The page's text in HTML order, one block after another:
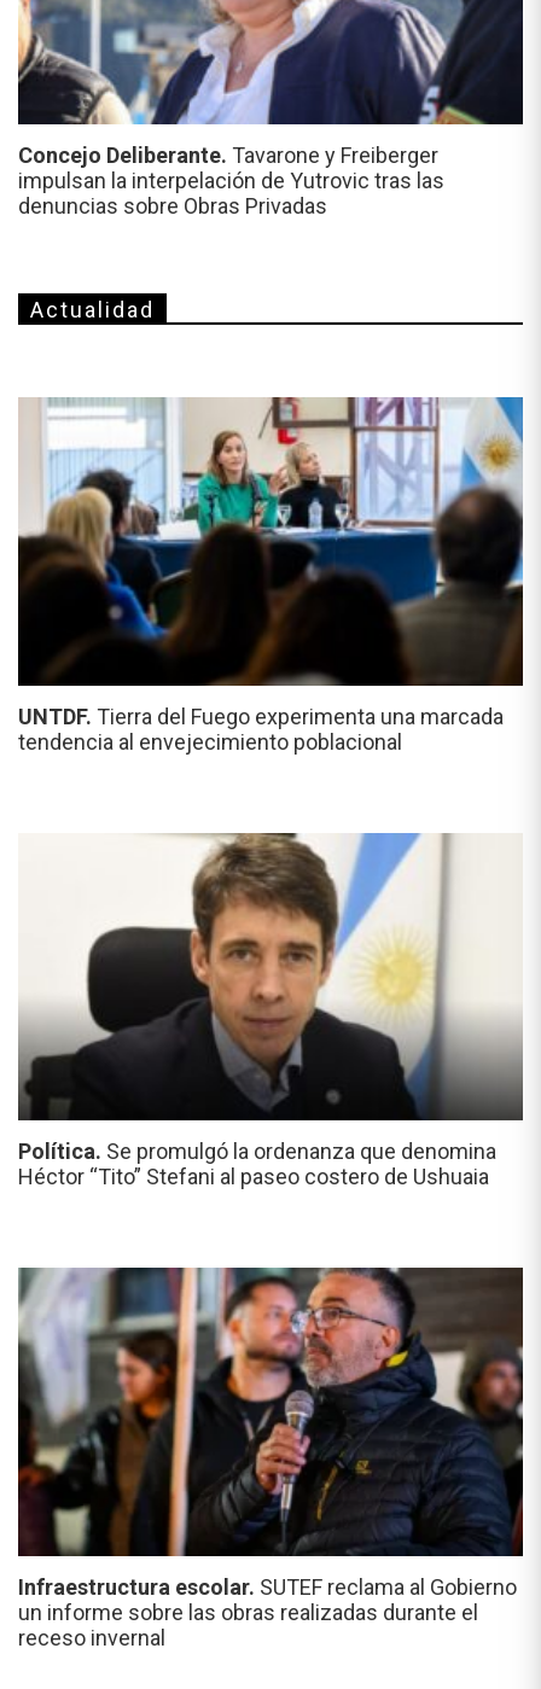
Concejo Deliberante. Tavarone y Freiberger
impulsan la interpelación de Yutrovic tras las
denuncias sobre Obras Privadas
Actualidad
UNTDF. Tierra del Fuego experimenta una marcada
tendencia al envejecimiento poblacional
Política. Se promulgó la ordenanza que denomina
Héctor “Tito” Stefani al paseo costero de Ushuaia
Infraestructura escolar. SUTEF reclama al Gobierno
un informe sobre las obras realizadas durante el
receso invernal